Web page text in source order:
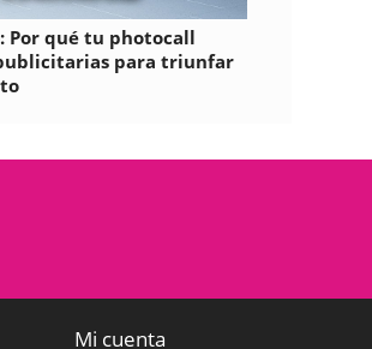
Por qué tu photocall
para triunfar
Mi cuenta